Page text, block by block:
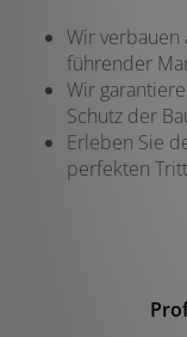
Wir verbauen
führender
Wir
Schutz der
Erleben Sie
perfekten